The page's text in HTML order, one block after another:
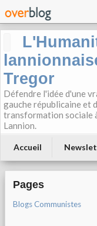
Tregor
Défendre l'idée d'une
gauche républicaine et
transformation sociale
Lannion.
Accueil
Pages
Blogs Communistes